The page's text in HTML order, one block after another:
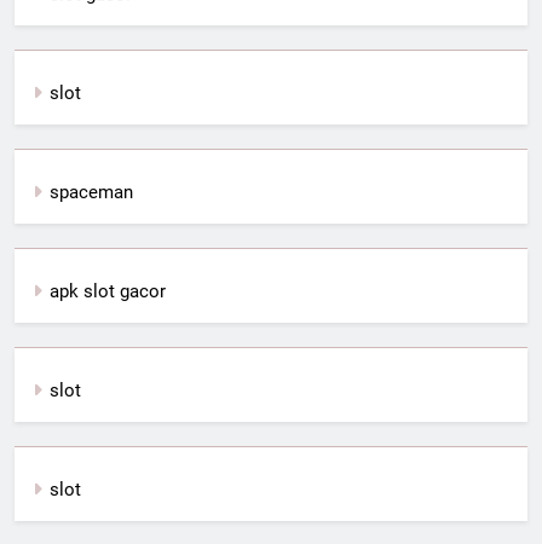
slot
spaceman
apk slot gacor
slot
slot